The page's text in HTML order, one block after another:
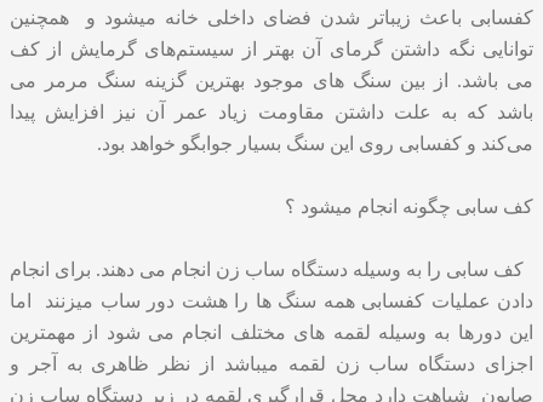
کفسابی باعث زیباتر شدن فضای داخلی خانه میشود و همچنین
توانایی نگه داشتن گرمای آن بهتر از سیستم‌های گرمایش از کف
می باشد. از بین سنگ های موجود بهترین گزینه سنگ مرمر می
باشد که به علت داشتن مقاومت زیاد عمر آن نیز افزایش پیدا
می‌کند و کفسابی روی این سنگ بسیار جوابگو خواهد بود.
کف سابی چگونه انجام میشود ؟
کف سابی را به وسیله دستگاه ساب زن انجام می دهند. برای انجام
دادن عملیات کفسابی همه سنگ ها را هشت دور ساب میزنند اما
این دورها به وسیله لقمه های مختلف انجام می شود از مهمترین
اجزای دستگاه ساب زن لقمه میباشد از نظر ظاهری به آجر و
صابون شباهت دارد محل قرارگیری لقمه در زیر دستگاه ساب زن